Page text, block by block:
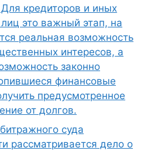
кредиторов и иных
это важный этап, на
реальная возможность
интересов, а
законно
финансовые
предусмотренное
от долгов.
суда
рассматривается дело о